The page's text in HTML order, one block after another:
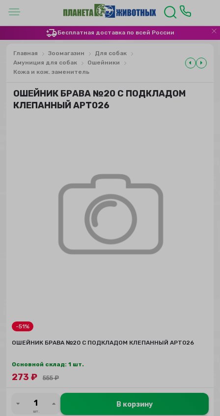
Бесплатная доставка по всей России
Главная Зоомагазин
Для собак
Амуниция для собак
Ошейники
Кожа и кож. заменитель
ОШЕЙНИК БРАВА №20 С ПОДКЛАДОМ
КЛЕПАННЫЙ АРТ026
-51%
ОШЕЙНИК БРАВА №20 С ПОДКЛАДОМ КЛЕПАННЫЙ АРТ026
Основной склад: 1 шт.
273 ₽ 555₽
шт.
В корзину